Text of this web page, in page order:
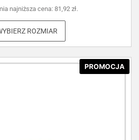
najniższa cena:81,92 zł.
ROZMIAR
PROMOCJA